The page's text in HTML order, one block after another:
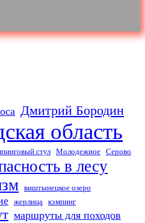
Дмитрий Бородин
область
стул Молодежное Серово
в лесу
виштынецкое озеро
жерлица кэмпинг
маршруты для походов